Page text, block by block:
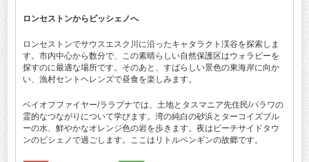
ロンセストンからビッシェノへ
ロンセストンでサウスエスク川に沿ったキャタラクト渓谷を探索しま
す。市内中心から数分で、この素晴らしい自然保護区はウォラビーを
探すのに最適な場所です。そのあと、すばらしい景色の東海岸に向か
い、漁村セントヘレンズで昼食を楽しみます。
ベイオフファイヤー/ララプナでは、土地とタスマニア先住民/パラワの
霊的なつながりについて学びます。湾の純白の砂浜とターコイズブル
ーの水、鮮やかなオレンジ色の岩を歩きます。夜はビーチサイドタウ
ンのビシェノで過ごします。ここはリトルペンギンの故郷です。